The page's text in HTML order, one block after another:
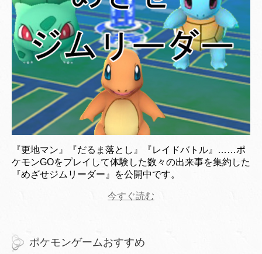
『更地マン』『だるま落とし』『レイドバトル』……ポ
ケモンGOをプレイして体験した数々の出来事を集約した
『めざせジムリーダー』を公開中です。
今すぐ読む
ポケモンゲームおすすめ